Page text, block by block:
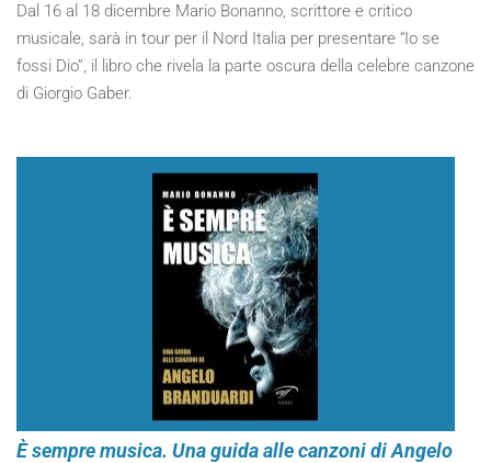
Dal 16 al 18 dicembre Mario Bonanno, scrittore e critico
musicale, sarà in tour per il Nord Italia per presentare “Io se
fossi Dio”, il libro che rivela la parte oscura della celebre canzone
di Giorgio Gaber.
È sempre musica. Una guida alle canzoni di Angelo